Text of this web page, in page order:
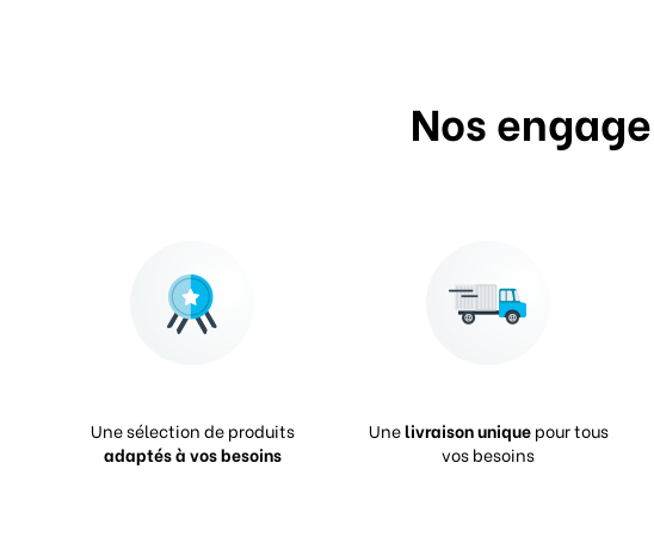
Nos
Une sélection de produits
adaptés à vos besoins
Unelivraison uniquepour tous
vos besoins